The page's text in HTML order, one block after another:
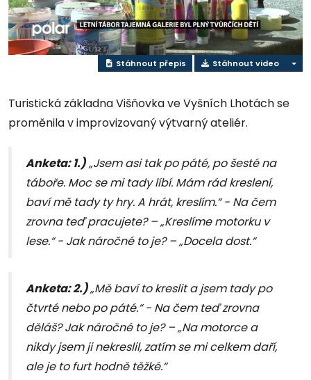
video
Stáhnout přepis Stáhnout video
Turistická základna Višňovka ve Vyšních Lhotách se
proměnila v improvizovaný výtvarný ateliér.
Anketa: 1.)„Jsem asi tak po páté, po šesté na
táboře. Moc se mi tady líbí. Mám rád kreslení,
baví mě tady ty hry. A hrát, kreslím.“ - Na čem
zrovna teď pracujete? – „Kreslíme motorku v
lese.“ - Jak náročné to je? – „Docela dost.“
Anketa: 2.)„Mě baví to kreslit a jsem tady po
čtvrté nebo po páté.“ - Na čem teď zrovna
děláš? Jak náročné to je? – „Na motorce a
nikdy jsem ji nekreslil, zatím se mi celkem daří,
ale je to furt hodně těžké.“